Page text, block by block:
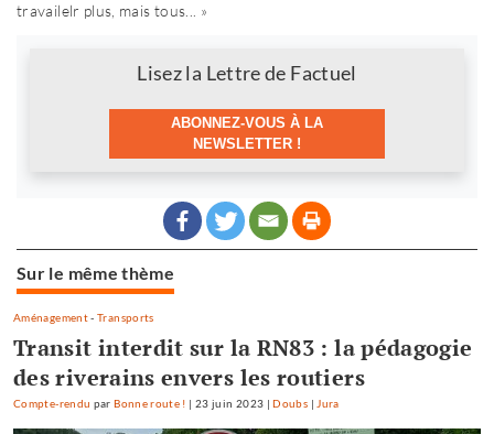
travailelr plus, mais tous... »
Lisez la Lettre de Factuel
ABONNEZ-VOUS À LA
NEWSLETTER !
Sur le même thème
Aménagement-Transports
Transit interdit sur la RN83 : la pédagogie
des riverains envers les routiers
Compte-rendu parBonne route ! | 23 juin 2023 |Doubs | Jura